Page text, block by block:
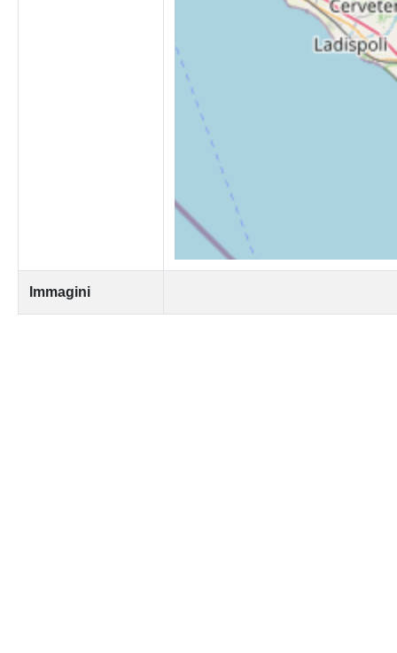
Immagini